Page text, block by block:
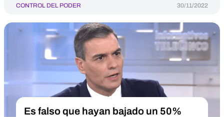
CONTROL DEL PODER 30/11/2022
Es falso que hayan bajado un 50%